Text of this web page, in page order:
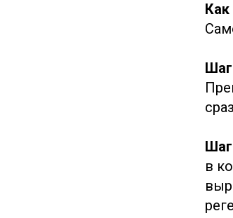
Как
в